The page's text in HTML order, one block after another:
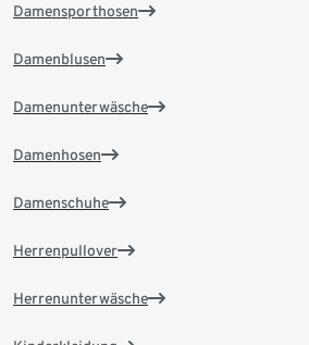
Damensporthosen
Damenblusen
Damenunterwäsche
Damenhosen
Damenschuhe
Herrenpullover
Herrenunterwäsche